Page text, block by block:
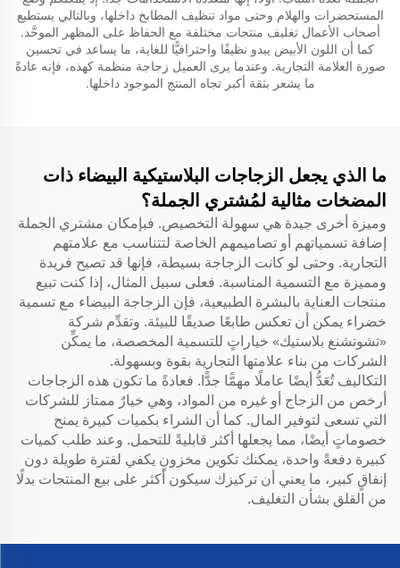
المستحضرات والهلام وحتى مواد تنظيف المطابخ داخلها، وبالتالي يستطيع
أصحاب الأعمال تغليف منتجات مختلفة مع الحفاظ على المظهر الموحَّد.
كما أن اللون الأبيض يبدو نظيفًا واحترافيًّا للغاية، ما يساعد في تحسين
صورة العلامة التجارية. وعندما يرى العميل زجاجة منظمة كهذه، فإنه عادةً
ما يشعر بثقة أكبر تجاه المنتج الموجود داخلها.
ما الذي يجعل الزجاجات البلاستيكية البيضاء ذات
المضخات مثالية لمُشتري الجملة؟
وميزة أخرى جيدة هي سهولة التخصيص. فبإمكان مشتري الجملة
إضافة تسمياتهم أو تصاميمهم الخاصة لتتناسب مع علامتهم
التجارية. وحتى لو كانت الزجاجة بسيطة، فإنها قد تصبح فريدة
ومميزة مع التسمية المناسبة. فعلى سبيل المثال، إذا كنت تبيع
منتجات العناية بالبشرة الطبيعية، فإن الزجاجة البيضاء مع تسمية
خضراء يمكن أن تعكس طابعًا صديقًا للبيئة. وتقدِّم شركة
«تشوتشنغ بلاستيك» خياراتٍ للتسمية المخصصة، ما يمكِّن
الشركات من بناء علامتها التجارية بقوة وبسهولة.
التكاليف تُعَدُّ أيضًا عاملًا مهمًّا جدًّا. فعادةً ما تكون هذه الزجاجات
أرخص من الزجاج أو غيره من المواد، وهي خيارٌ ممتاز للشركات
التي تسعى لتوفير المال. كما أن الشراء بكميات كبيرة يمنح
خصوماتٍ أيضًا، مما يجعلها أكثر قابليةً للتحمل. وعند طلب كميات
كبيرة دفعةً واحدة، يمكنك تكوين مخزونٍ يكفي لفترة طويلة دون
إنفاقٍ كبير، ما يعني أن تركيزك سيكون أكثر على بيع المنتجات بدلًا
من القلق بشأن التغليف.